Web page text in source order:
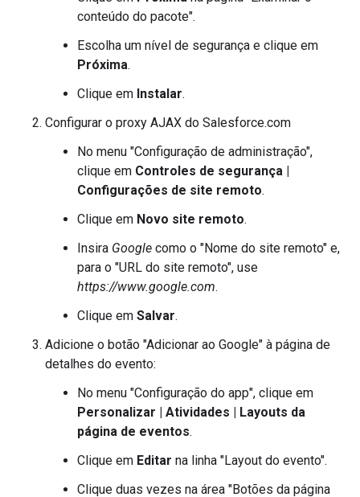
conteúdo do pacote".
Escolha um nível de segurança e clique em
Próxima.
Clique em Instalar.
Configurar o proxy AJAX do Salesforce.com
No menu "Configuração de administração",
clique em Controles de segurança |
Configurações de site remoto.
Clique em Novo site remoto.
Insira Google como o "Nome do site remoto" e,
para o "URL do site remoto", use
https://www.google.com.
Clique em Salvar.
Adicione o botão "Adicionar ao Google" à página de
detalhes do evento:
No menu "Configuração do app", clique em
Personalizar | Atividades | Layouts da
página de eventos.
Clique em Editar na linha "Layout do evento".
Clique duas vezes na área "Botões da página